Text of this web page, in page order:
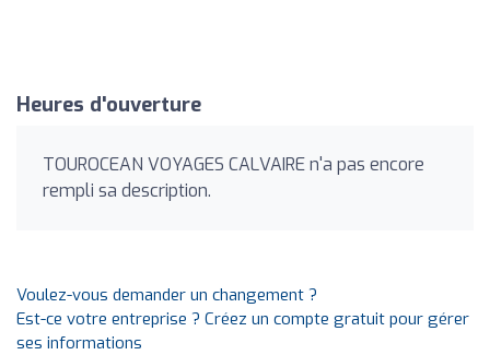
Heures d'ouverture
TOUROCEAN VOYAGES CALVAIRE n'a pas encore
rempli sa description.
Voulez-vous demander un changement ?
Est-ce votre entreprise ? Créez un compte gratuit pour gérer
ses informations